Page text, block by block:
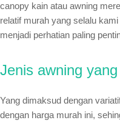
canopy kain atau awning
relatif murah yang selalu
menjadi perhatian paling
Jenis awning
Yang dimaksud dengan
dengan harga murah ini,